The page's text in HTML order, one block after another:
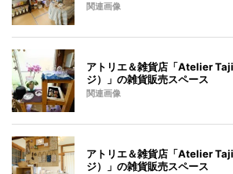
関連画像
アトリエ＆雑貨店「Atelier
ジ）」の雑貨販売スペース
関連画像
アトリエ＆雑貨店「Atelier
ジ）」の雑貨販売スペース